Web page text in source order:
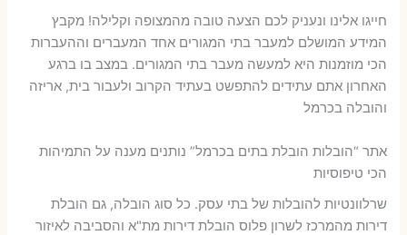
חייגו אלינו ונעניק לכם הצעה טובה מהמצופה וקלילה! מקבץ
המידע המושלם למעבר בתי המגורים אחד המעברים וההעברות
הכי מוזמנות היא למעשה מעבר בתי המגורים. במצב בו ברגע
האחרון אתם עתידים להתפשט בעתיד הקרוב ולעבור בית, אריזה
והובלה בכרמל
אתר “הובלות הובלת בתים בכרמל” נותנים מענה על התמיהות
הכי טיפוסיות
שרלוונטיות להובלות של בתי עסק. כל סוג הובלה, גם הובלת
דירות מהמרכז לשרון פלוס הובלת דירות מת"א והסביבה לאיזור